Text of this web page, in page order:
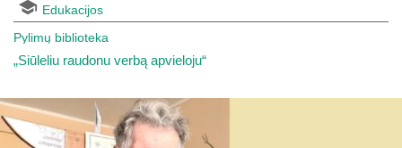
Edukacijos
Pylimų biblioteka
„Siūleliu raudonu verbą apvieloju“